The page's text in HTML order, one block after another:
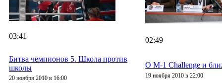
03:41
Битва чемпионов 5. Школа против
школы
20 ноября 2010 в 16:00
02:49
О M-1 Challenge и
19 ноября 2010 в 22:00